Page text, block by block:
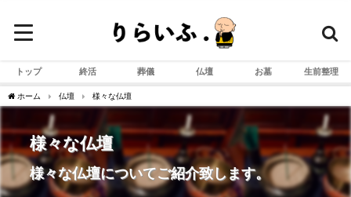
トップ 終活 葬儀 仏壇 お墓 生前整理
ホーム 仏壇 様々な仏壇
様々な仏壇
様々な仏壇についてご紹介致します。